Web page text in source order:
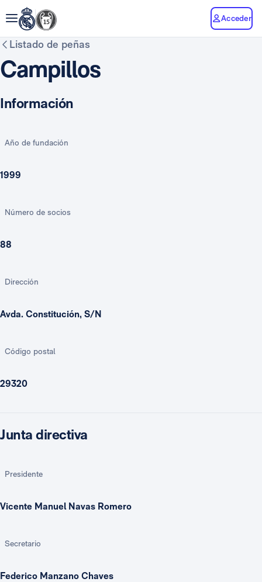
Acceder
Listado de peñas
Campillos
Información
Año de fundación
1999
Número de socios
88
Dirección
Avda. Constitución, S/N
Código postal
29320
Junta directiva
Presidente
Vicente Manuel Navas Romero
Secretario
Federico Manzano Chaves